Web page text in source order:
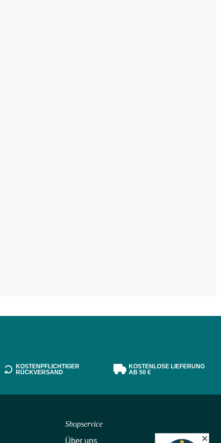
KOSTENPFLICHTIGER
RÜCKVERSAND
KOSTENLOSE LIEFERUNG
AB 50 €
Shopservice
Über uns
✕